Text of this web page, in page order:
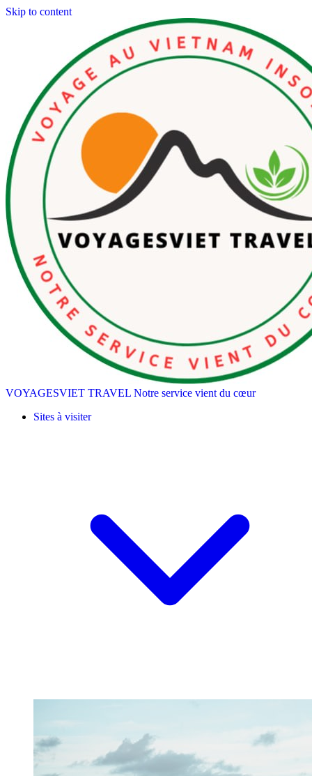
Skip to content
VOYAGESVIET TRAVEL Notre service vient du cœur
Sites à visiter